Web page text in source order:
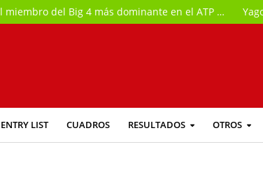
Rafael Nadal, el miembro del Big 4 más dominante en el ATP de Canadá
ENTRY LIST CUADROS RESULTADOS OTROS